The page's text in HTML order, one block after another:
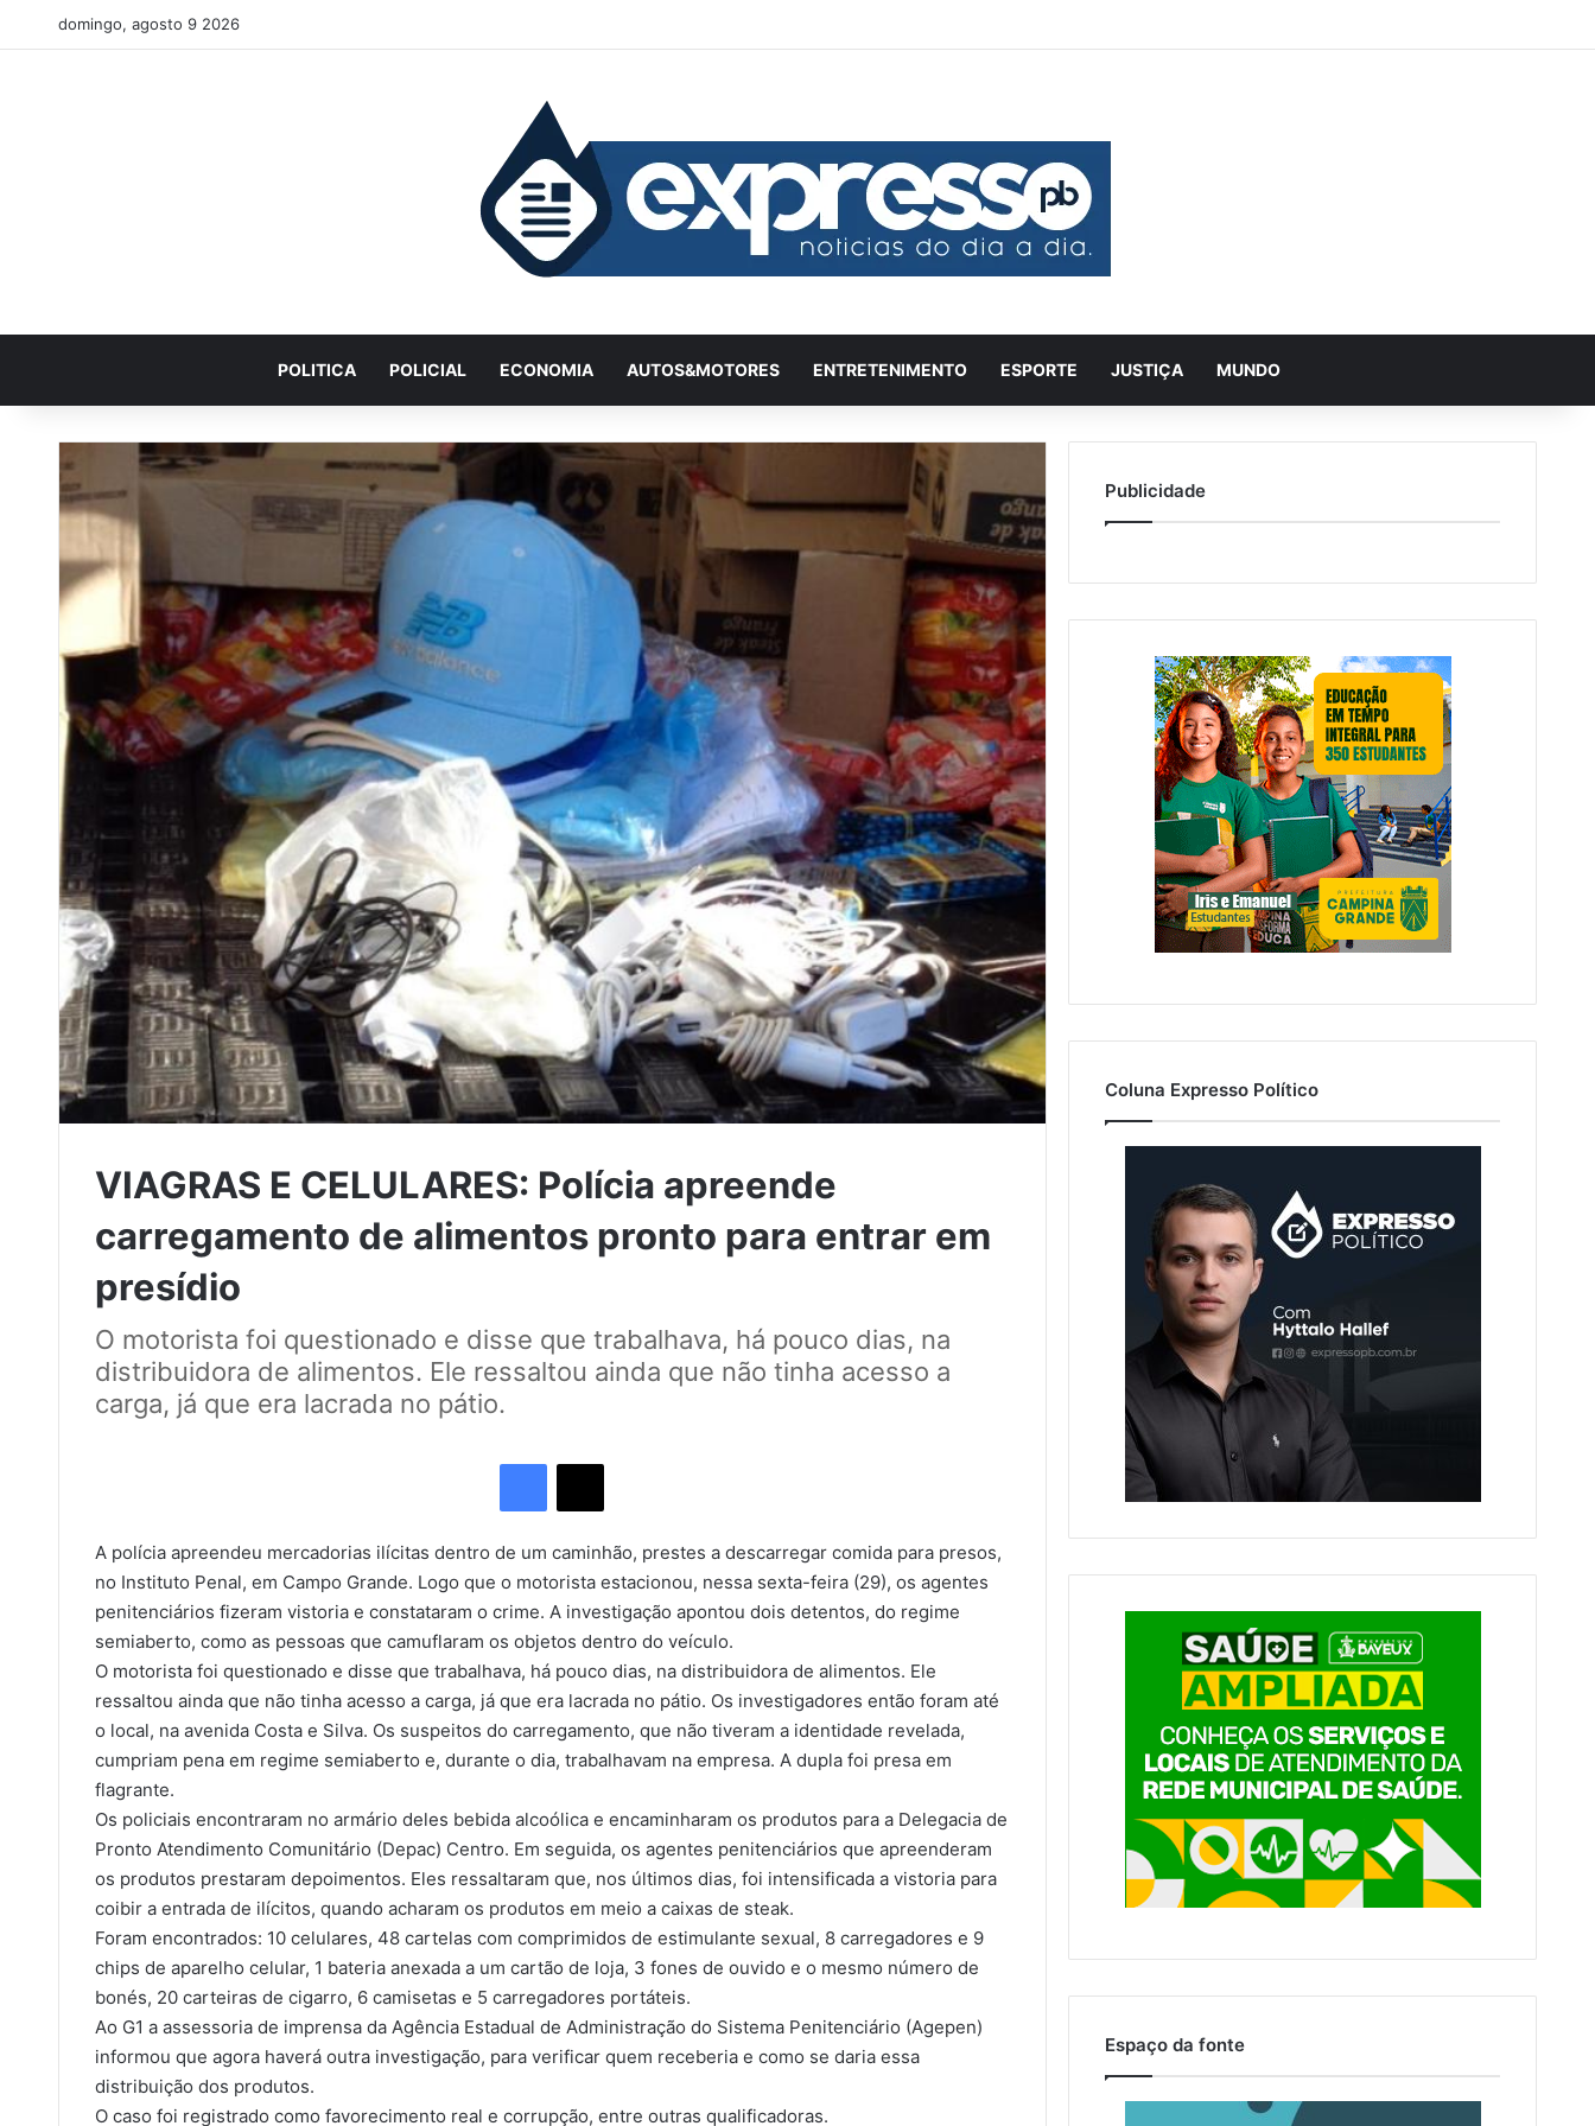
domingo, agosto 9 2026
POLITICA POLICIAL ECONOMIA AUTOS&MOTORES ENTRETENIMENTO ESPORTE JUSTIÇA MUNDO
VIAGRAS E CELULARES: Polícia apreende
carregamento de alimentos pronto para entrar em
presídio
O motorista foi questionado e disse que trabalhava, há pouco dias, na
distribuidora de alimentos. Ele ressaltou ainda que não tinha acesso a
carga, já que era lacrada no pátio.
A polícia apreendeu mercadorias ilícitas dentro de um caminhão, prestes a descarregar comida para presos,
no Instituto Penal, em Campo Grande. Logo que o motorista estacionou, nessa sexta-feira (29), os agentes
penitenciários fizeram vistoria e constataram o crime. A investigação apontou dois detentos, do regime
semiaberto, como as pessoas que camuflaram os objetos dentro do veículo.
O motorista foi questionado e disse que trabalhava, há pouco dias, na distribuidora de alimentos. Ele
ressaltou ainda que não tinha acesso a carga, já que era lacrada no pátio. Os investigadores então foram até
o local, na avenida Costa e Silva. Os suspeitos do carregamento, que não tiveram a identidade revelada,
cumpriam pena em regime semiaberto e, durante o dia, trabalhavam na empresa. A dupla foi presa em
flagrante.
Os policiais encontraram no armário deles bebida alcoólica e encaminharam os produtos para a Delegacia de
Pronto Atendimento Comunitário (Depac) Centro. Em seguida, os agentes penitenciários que apreenderam
os produtos prestaram depoimentos. Eles ressaltaram que, nos últimos dias, foi intensificada a vistoria para
coibir a entrada de ilícitos, quando acharam os produtos em meio a caixas de steak.
Foram encontrados: 10 celulares, 48 cartelas com comprimidos de estimulante sexual, 8 carregadores e 9
chips de aparelho celular, 1 bateria anexada a um cartão de loja, 3 fones de ouvido e o mesmo número de
bonés, 20 carteiras de cigarro, 6 camisetas e 5 carregadores portáteis.
Ao G1 a assessoria de imprensa da Agência Estadual de Administração do Sistema Penitenciário (Agepen)
informou que agora haverá outra investigação, para verificar quem receberia e como se daria essa
distribuição dos produtos.
O caso foi registrado como favorecimento real e corrupção, entre outras qualificadoras.
Publicidade
Coluna Expresso Político
Espaço da fonte